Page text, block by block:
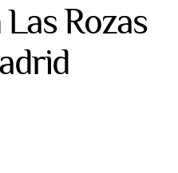
Rozas